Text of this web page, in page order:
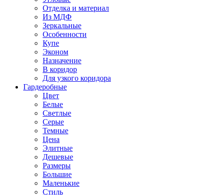
Отделка и материал
Из МДФ
Зеркальные
Особенности
Купе
Эконом
Назначение
В коридор
Для узкого коридора
Гардеробные
Цвет
Белые
Светлые
Серые
Темные
Цена
Элитные
Дешевые
Размеры
Большие
Маленькие
Стиль